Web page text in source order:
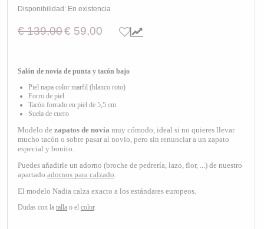
Disponibilidad: En existencia
€ 139,00€ 59,00
Salón de novia de punta y tacón bajo
Piel napa color marfil (blanco roto)
Forro de piel
Tacón forrado en piel de 5,5 cm
Suela de cuero
Modelo de zapatos de novia muy cómodo, ideal si no quieres llevar
mucho tacón o sobre pasar al novio, pero sin renunciar a un zapato
especial y bonito.
Puedes añadirle un adorno (broche de pedrería, lazo, flor, ...) de nuestro
apartado adornos para calzado.
El modelo Nadia calza exacto a los estándares europeos.
Dudas con la talla o el color.